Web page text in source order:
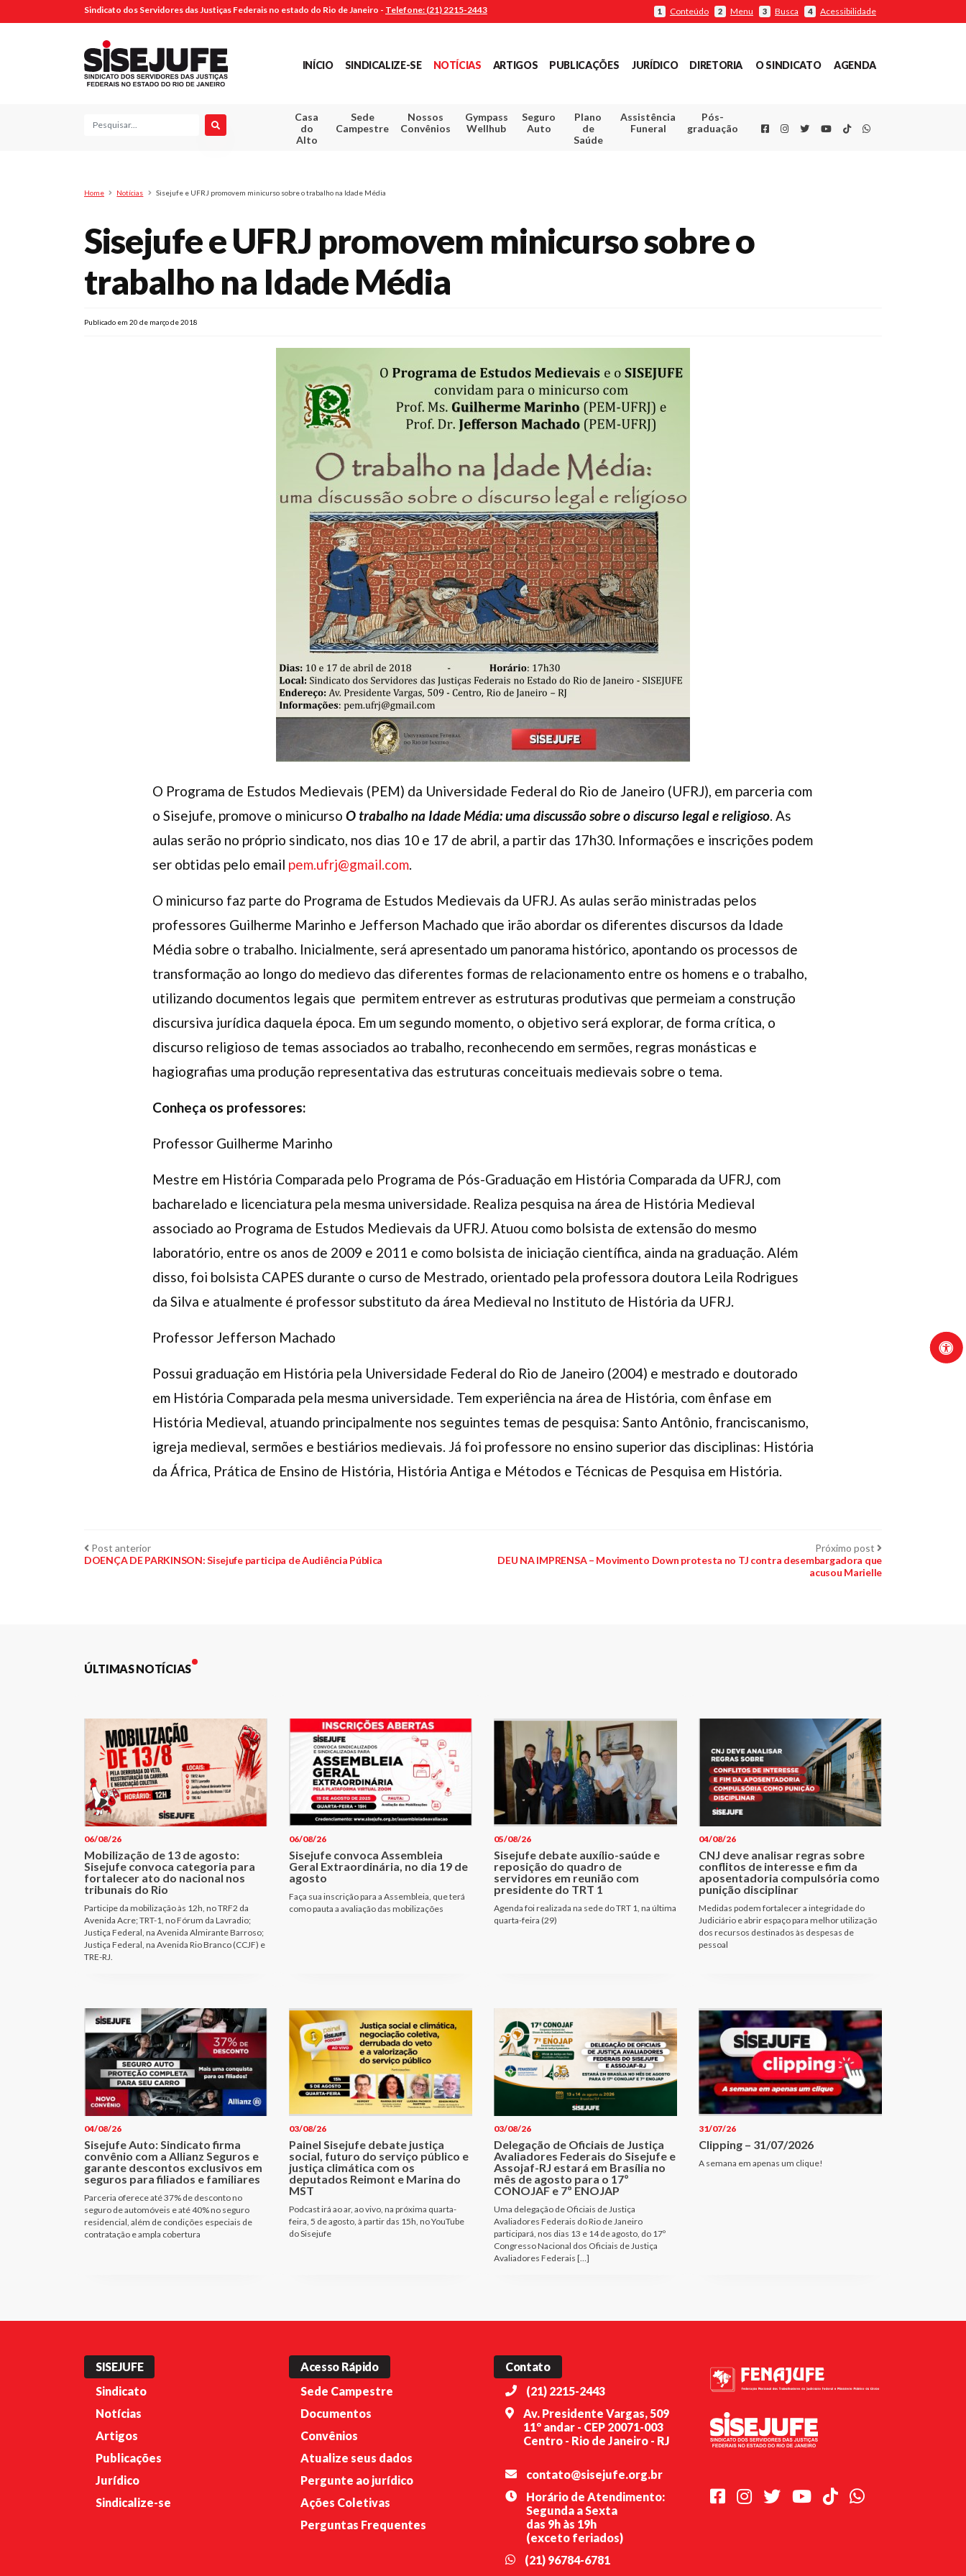
Sindicato dos Servidores das Justiças Federais no estado do Rio de Janeiro - Telefone: (21) 2215-2443 1 Conteúdo 2 Menu 3 Busca 4 Acessibilidade
INÍCIO SINDICALIZE-SE NOTÍCIAS ARTIGOS PUBLICAÇÕES JURÍDICO DIRETORIA O SINDICATO AGENDA
Pesquisa
Casa
do
Alto
Sede
Campestre
Nossos
Convênios
Gympass
Wellhub
Seguro
Auto
Plano
de
Saúde
Assistência
Funeral
Pós-
graduação
FacebookInstagram
TwitterYoutube
TikTokWhatsapp
Home Notícias Sisejufe e UFRJ promovem minicurso sobre o trabalho na Idade Média
Sisejufe e UFRJ promovem minicurso sobre o
trabalho na Idade Média
Publicado em 20 de março de 2018
O Programa de Estudos Medievais (PEM) da Universidade Federal do Rio de Janeiro (UFRJ), em parceria com
o Sisejufe, promove o minicurso O trabalho na Idade Média: uma discussão sobre o discurso legal e religioso. As
aulas serão no próprio sindicato, nos dias 10 e 17 de abril, a partir das 17h30. Informações e inscrições podem
ser obtidas pelo email pem.ufrj@gmail.com.
O minicurso faz parte do Programa de Estudos Medievais da UFRJ. As aulas serão ministradas pelos
professores Guilherme Marinho e Jefferson Machado que irão abordar os diferentes discursos da Idade
Média sobre o trabalho. Inicialmente, será apresentado um panorama histórico, apontando os processos de
transformação ao longo do medievo das diferentes formas de relacionamento entre os homens e o trabalho,
utilizando documentos legais que permitem entrever as estruturas produtivas que permeiam a construção
discursiva jurídica daquela época. Em um segundo momento, o objetivo será explorar, de forma crítica, o
discurso religioso de temas associados ao trabalho, reconhecendo em sermões, regras monásticas e
hagiografias uma produção representativa das estruturas conceituais medievais sobre o tema.
Conheça os professores:
Professor Guilherme Marinho
Mestre em História Comparada pelo Programa de Pós-Graduação em História Comparada da UFRJ, com
bacharelado e licenciatura pela mesma universidade. Realiza pesquisa na área de História Medieval
associado ao Programa de Estudos Medievais da UFRJ. Atuou como bolsista de extensão do mesmo
laboratório, entre os anos de 2009 e 2011 e como bolsista de iniciação científica, ainda na graduação. Além
disso, foi bolsista CAPES durante o curso de Mestrado, orientado pela professora doutora Leila Rodrigues
da Silva e atualmente é professor substituto da área Medieval no Instituto de História da UFRJ.
Professor Jefferson Machado
Possui graduação em História pela Universidade Federal do Rio de Janeiro (2004) e mestrado e doutorado
em História Comparada pela mesma universidade. Tem experiência na área de História, com ênfase em
História Medieval, atuando principalmente nos seguintes temas de pesquisa: Santo Antônio, franciscanismo,
igreja medieval, sermões e bestiários medievais. Já foi professore no ensino superior das disciplinas: História
da África, Prática de Ensino de História, História Antiga e Métodos e Técnicas de Pesquisa em História.
Navegação
Post anteriorPost
anterior:
DOENÇA DE PARKINSON: Sisejufe participa de Audiência Pública
Próximo post Próximo
post:
DEU NA IMPRENSA – Movimento Down protesta no TJ contra desembargadora que
acusou Marielle
ÚLTIMAS NOTÍCIAS
06/08/26
Mobilização de 13 de agosto:
Sisejufe convoca categoria para
fortalecer ato do nacional nos
tribunais do Rio
Participe da mobilização às 12h, no TRF2 da
Avenida Acre; TRT-1, no Fórum da Lavradio;
Justiça Federal, na Avenida Almirante Barroso;
Justiça Federal, na Avenida Rio Branco (CCJF) e
TRE-RJ.
06/08/26
Sisejufe convoca Assembleia
Geral Extraordinária, no dia 19 de
agosto
Faça sua inscrição para a Assembleia, que terá
como pauta a avaliação das mobilizações
05/08/26
Sisejufe debate auxílio-saúde e
reposição do quadro de
servidores em reunião com
presidente do TRT 1
Agenda foi realizada na sede do TRT 1, na última
quarta-feira (29)
04/08/26
CNJ deve analisar regras sobre
conflitos de interesse e fim da
aposentadoria compulsória como
punição disciplinar
Medidas podem fortalecer a integridade do
Judiciário e abrir espaço para melhor utilização
dos recursos destinados às despesas de
pessoal
04/08/26
Sisejufe Auto: Sindicato firma
convênio com a Allianz Seguros e
garante descontos exclusivos em
seguros para filiados e familiares
Parceria oferece até 37% de desconto no
seguro de automóveis e até 40% no seguro
residencial, além de condições especiais de
contratação e ampla cobertura
03/08/26
Painel Sisejufe debate justiça
social, futuro do serviço público e
justiça climática com os
deputados Reimont e Marina do
MST
Podcast irá ao ar, ao vivo, na próxima quarta-
feira, 5 de agosto, à partir das 15h, no YouTube
do Sisejufe
03/08/26
Delegação de Oficiais de Justiça
Avaliadores Federais do Sisejufe e
Assojaf-RJ estará em Brasília no
mês de agosto para o 17º
CONOJAF e 7º ENOJAP
Uma delegação de Oficiais de Justiça
Avaliadores Federais do Rio de Janeiro
participará, nos dias 13 e 14 de agosto, do 17º
Congresso Nacional dos Oficiais de Justiça
Avaliadores Federais […]
31/07/26
Clipping – 31/07/2026
A semana em apenas um clique!
SISEJUFE
Sindicato
Notícias
Artigos
Publicações
Jurídico
Sindicalize-se
Acesso Rápido
Sede Campestre
Documentos
Convênios
Atualize seus dados
Pergunte ao jurídico
Ações Coletivas
Perguntas Frequentes
Contato
(21) 2215-2443
Av. Presidente Vargas, 509
11º andar - CEP 20071-003
Centro - Rio de Janeiro - RJ
contato@sisejufe.org.br
Horário de Atendimento:
Segunda a Sexta
das 9h às 19h
(exceto feriados)
(21) 96784-6781
FacebookInstagram
TwitterYoutubeTikTokWhatsapp